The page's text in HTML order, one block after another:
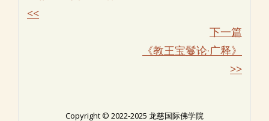
<<
下一篇
《教王宝鬘论·广释》
>>
Copyright © 2022-2025 龙慈国际佛学院